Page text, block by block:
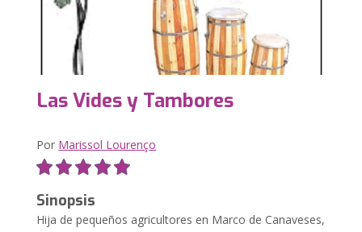
Las Vides y Tambores
Por Marissol Lourenço
Sinopsis
Hija de pequeños agricultores en Marco de Canaveses,